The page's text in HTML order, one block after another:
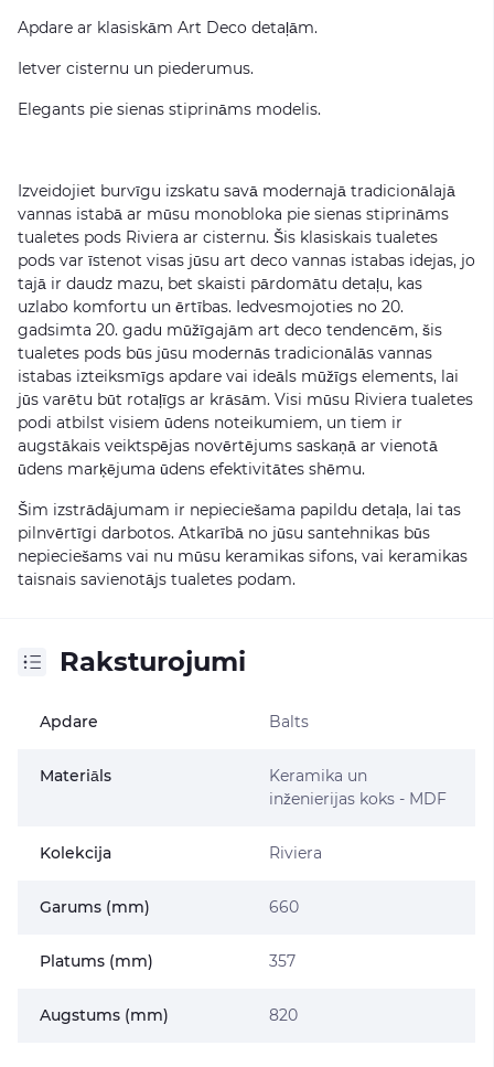
Apdare ar klasiskām Art Deco detaļām.
Ietver cisternu un piederumus.
Elegants pie sienas stiprināms modelis.
Izveidojiet burvīgu izskatu savā modernajā tradicionālajā
vannas istabā ar mūsu monobloka pie sienas stiprināms
tualetes pods Riviera ar cisternu. Šis klasiskais tualetes
pods var īstenot visas jūsu art deco vannas istabas idejas, jo
tajā ir daudz mazu, bet skaisti pārdomātu detaļu, kas
uzlabo komfortu un ērtības. Iedvesmojoties no 20.
gadsimta 20. gadu mūžīgajām art deco tendencēm, šis
tualetes pods būs jūsu modernās tradicionālās vannas
istabas izteiksmīgs apdare vai ideāls mūžīgs elements, lai
jūs varētu būt rotaļīgs ar krāsām. Visi mūsu Riviera tualetes
podi atbilst visiem ūdens noteikumiem, un tiem ir
augstākais veiktspējas novērtējums saskaņā ar vienotā
ūdens marķējuma ūdens efektivitātes shēmu.
Šim izstrādājumam ir nepieciešama papildu detaļa, lai tas
pilnvērtīgi darbotos. Atkarībā no jūsu santehnikas būs
nepieciešams vai nu mūsu keramikas sifons, vai keramikas
taisnais savienotājs tualetes podam.
Raksturojumi
Apdare Balts
Materiāls
Keramika un
inženierijas koks - MDF
Kolekcija Riviera
Garums (mm) 660
Platums (mm) 357
Augstums (mm) 820